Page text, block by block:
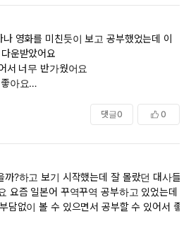
영화를 미친듯이 보고 공부했었는데 이
운받았어요
서 너무 반가웠어요
아요
할꺼 같아요
댓글0 0
까?하고 보기 시작했는데 잘 몰랐던 대사들
요즘 일본어 꾸역꾸역 공부하고 있었는데
담없이 볼 수 있으면서 공부할 수 있어서 좋